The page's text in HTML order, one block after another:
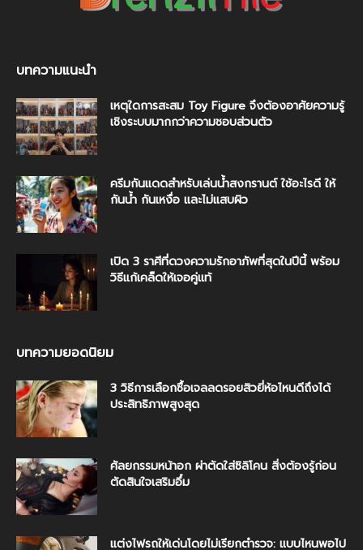
บทความแนะนำ
เหตุใดการสะสม Toy Figure จึงต้องอาศัยความรู้
เชิงระบบมากกว่าความชอบส่วนตัว
ครีมกันแดดสำหรับเล่นน้ำสงกรานต์ ใช้อะไรดี ให้
กันน้ำ กันเหงื่อ และไม่แสบผิว
เปิด 3 ราศีที่ดวงความรักอาภัพที่สุดในปีนี้ พร้อม
วิธีแก้เคล็ดให้เจอคู่แท้
บทความยอดนิยม
3 วิธีการเลือกซื้อเจลลดรอยสิวยี่ห้อไหนดีถึงได้
ประสิทธิภาพสูงสุด
ศัลยกรรมหน้าอก ผ่าตัดใส่ซิลิโคน สิ่งต้องรู้ก่อน
ตัดสินใจเสริมอึ๋ม
แต่งไฟรถให้เด่นโดยไม่เรียกตำรวจ: แบบไหนพอไป